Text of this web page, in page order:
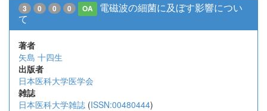
3 0 0 0 OA
電磁波の細菌に及ぼす影響につい
て
著者
矢島 十四生
出版者
日本医科大学医学会
雑誌
日本医科大学雑誌 (ISSN:00480444)